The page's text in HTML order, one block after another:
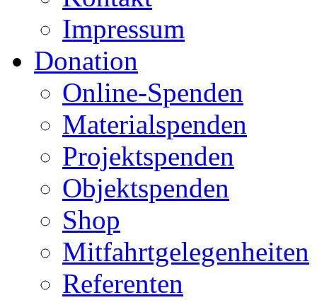
Impressum
Donation
Online-Spenden
Materialspenden
Projektspenden
Objektspenden
Shop
Mitfahrtgelegenheiten
Referenten